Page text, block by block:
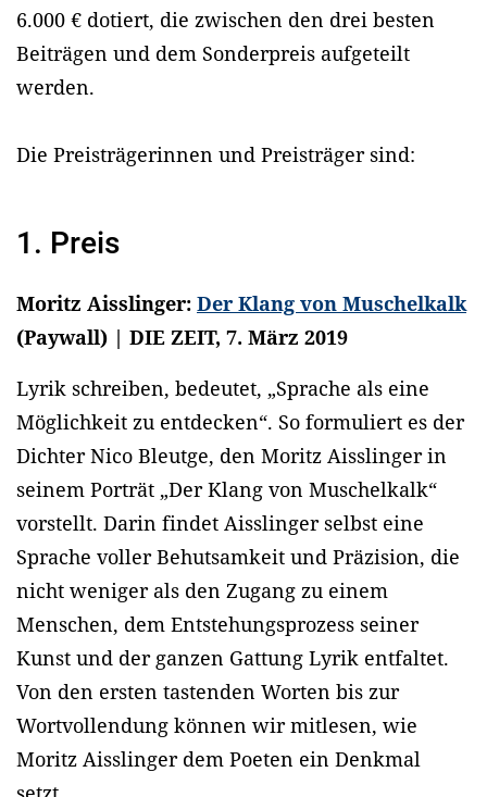
6.000 € dotiert, die zwischen den drei besten
Beiträgen und dem Sonderpreis aufgeteilt
werden.
Die Preisträgerinnen und Preisträger sind:
1. Preis
Moritz Aisslinger: Der Klang von Muschelkalk
(Paywall) | DIE ZEIT, 7. März 2019
Lyrik schreiben, bedeutet, „Sprache als eine
Möglichkeit zu entdecken“. So formuliert es der
Dichter Nico Bleutge, den Moritz Aisslinger in
seinem Porträt „Der Klang von Muschelkalk“
vorstellt. Darin findet Aisslinger selbst eine
Sprache voller Behutsamkeit und Präzision, die
nicht weniger als den Zugang zu einem
Menschen, dem Entstehungsprozess seiner
Kunst und der ganzen Gattung Lyrik entfaltet.
Von den ersten tastenden Worten bis zur
Wortvollendung können wir mitlesen, wie
Moritz Aisslinger dem Poeten ein Denkmal